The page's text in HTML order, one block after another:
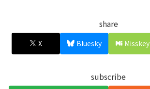
share
X Bluesky Misskey
subscribe